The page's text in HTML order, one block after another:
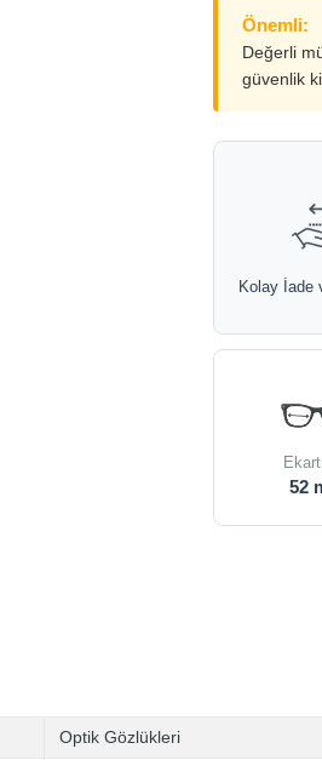
Önemli:
Değerli
güvenlik
Kolay İade
52
Optik Gözlükleri